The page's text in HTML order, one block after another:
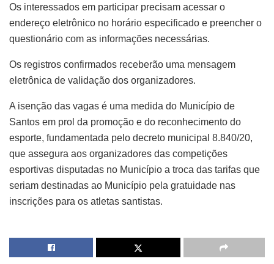
Os interessados em participar precisam acessar o
endereço eletrônico no horário especificado e preencher o
questionário com as informações necessárias.
Os registros confirmados receberão uma mensagem
eletrônica de validação dos organizadores.
A isenção das vagas é uma medida do Município de
Santos em prol da promoção e do reconhecimento do
esporte, fundamentada pelo decreto municipal 8.840/20,
que assegura aos organizadores das competições
esportivas disputadas no Município a troca das tarifas que
seriam destinadas ao Município pela gratuidade nas
inscrições para os atletas santistas.